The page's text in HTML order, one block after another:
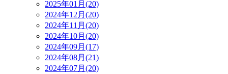
2025年01月(20)
2024年12月(20)
2024年11月(20)
2024年10月(20)
2024年09月(17)
2024年08月(21)
2024年07月(20)